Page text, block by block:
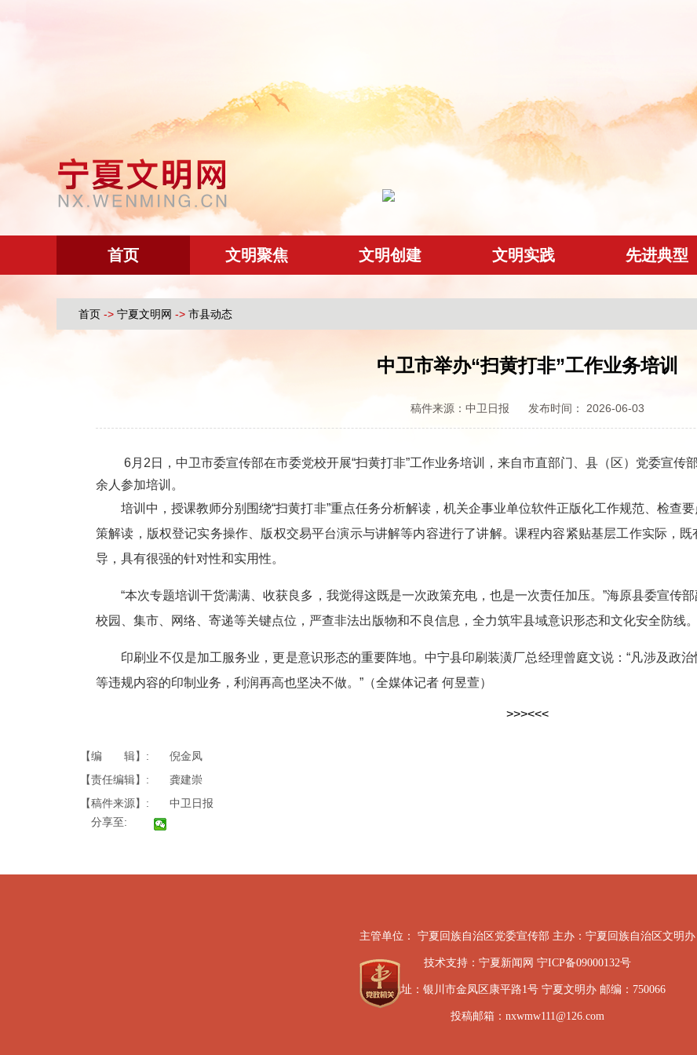
首页 文明聚焦 文明创建 文明实践 先进典型
首页 -> 宁夏文明网 -> 市县动态
中卫市举办“扫黄打非”工作业务培训
稿件来源：中卫日报 发布时间： 2026-06-03
6月2日，中卫市委宣传部在市委党校开展“扫黄打非”工作业务培训，来自市直部门、县（区）党委宣传
余人参加培训。
培训中，授课教师分别围绕“扫黄打非”重点任务分析解读，机关企事业单位软件正版化工作规范、检查
策解读，版权登记实务操作、版权交易平台演示与讲解等内容进行了讲解。课程内容紧贴基层工作实际，
导，具有很强的针对性和实用性。
“本次专题培训干货满满、收获良多，我觉得这既是一次政策充电，也是一次责任加压。”海原县委宣传
校园、集市、网络、寄递等关键点位，严查非法出版物和不良信息，全力筑牢县域意识形态和文化安全防线。
印刷业不仅是加工服务业，更是意识形态的重要阵地。中宁县印刷装潢厂总经理曾庭文说：“凡涉及政治
等违规内容的印制业务，利润再高也坚决不做。”（全媒体记者 何昱萱）
>>><<<
【编 辑】:
倪金凤
【责任编辑】:
龚建崇
【稿件来源】:
中卫日报
分享至:
主管单位： 宁夏回族自治区党委宣传部 主办：宁夏回族自治区文明办
技术支持：宁夏新闻网 宁ICP备09000132号
地址：银川市金凤区康平路1号 宁夏文明办 邮编：750066
投稿邮箱：nxwmw111@126.com